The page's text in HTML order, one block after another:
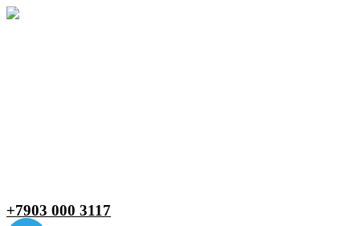
+7903 000 3117